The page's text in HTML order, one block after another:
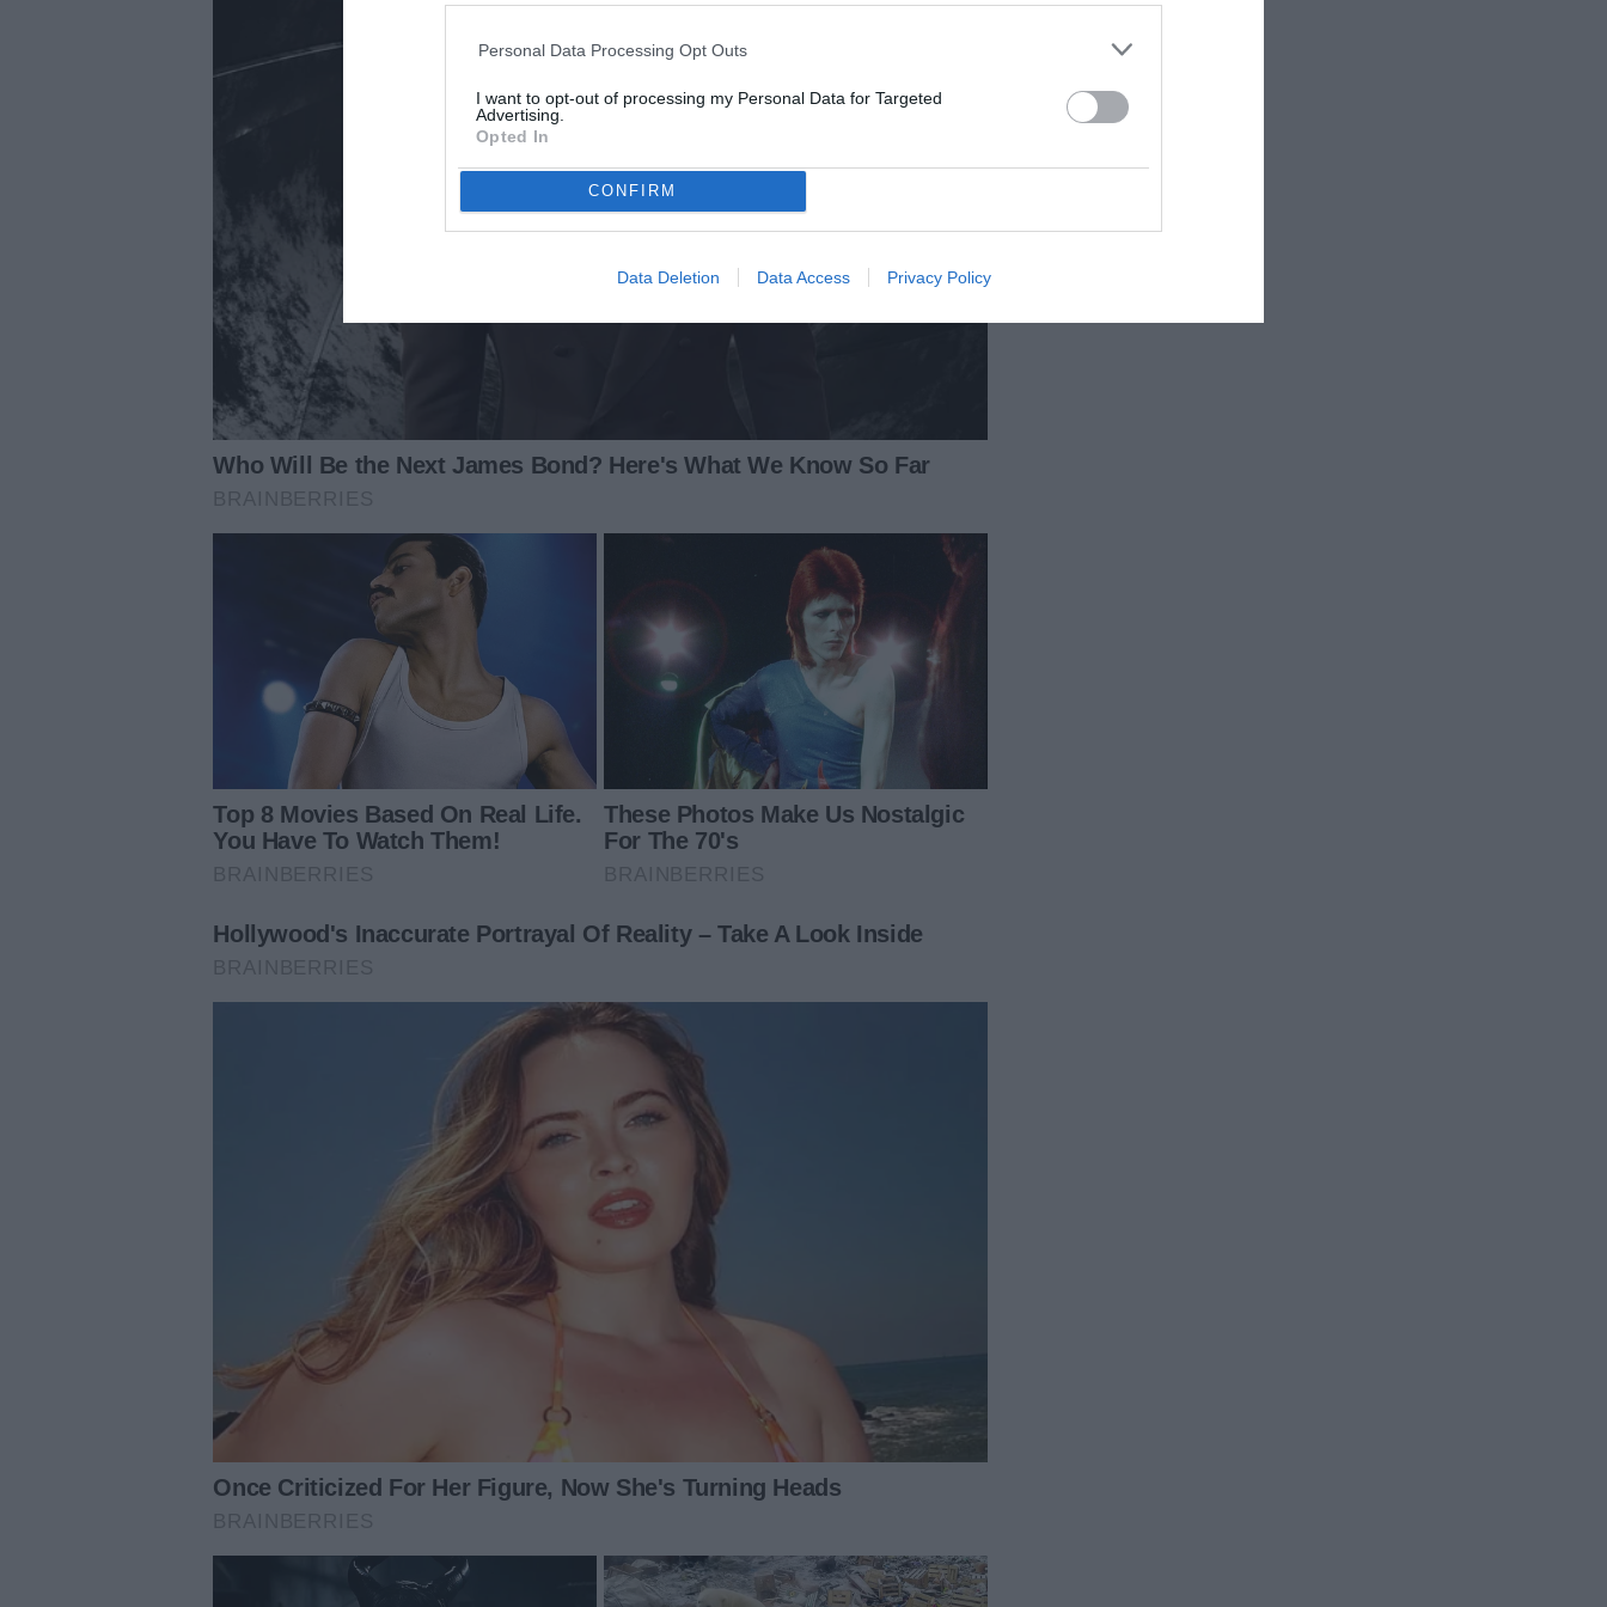
Personal Data Processing Opt Outs
I want to opt-out of processing my Personal Data for Targeted
Advertising.
Opted In
CONFIRM
Data Deletion Data Access Privacy Policy